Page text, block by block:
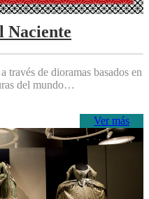
Naciente
través de dioramas basados en
del mundo…
Ver más